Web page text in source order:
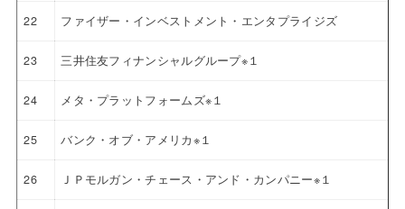
22 ファイザー・インベストメント・エンタプライジズ
23 三井住友フィナンシャルグループ※１
24 メタ・プラットフォームズ※１
25 バンク・オブ・アメリカ※１
26 ＪＰモルガン・チェース・アンド・カンパニー※１